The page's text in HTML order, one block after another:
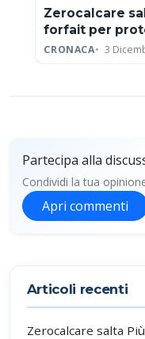
Zerocalcare
forfait per
neofascista
CRONACA 3
Partecipa alla
Condividi la tua
Apri commenti
Articoli recenti
Zerocalcare salta